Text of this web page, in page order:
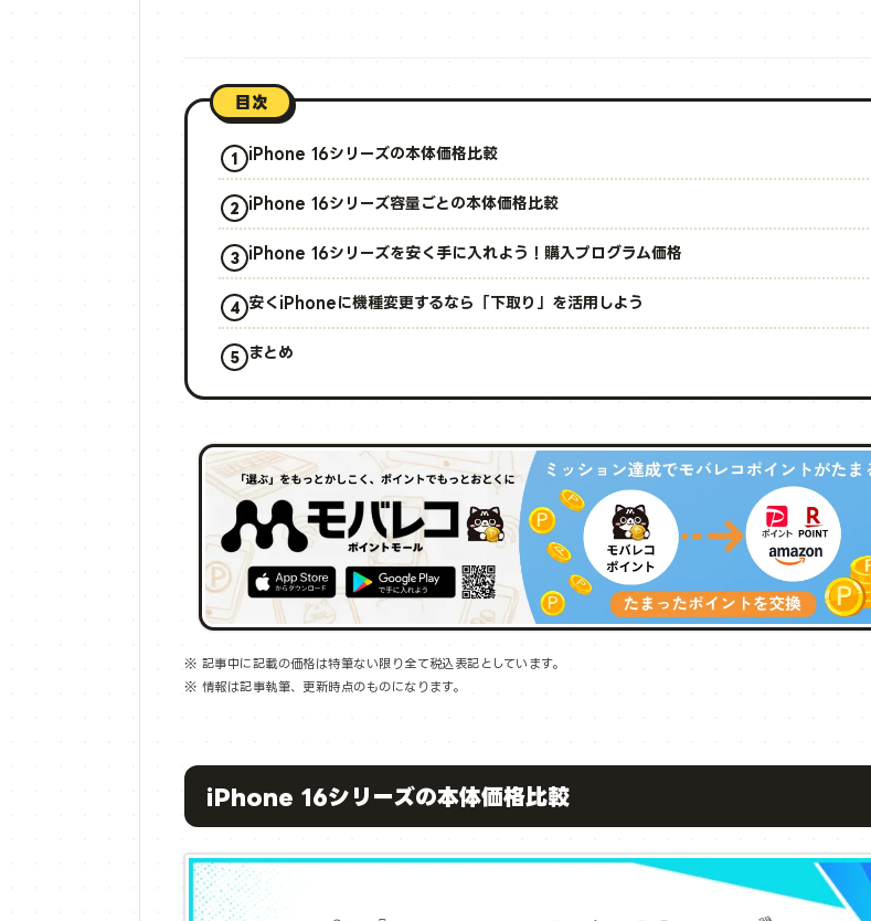
目次
iPhone 16シリーズの本体価格比較
iPhone 16シリーズ容量ごとの本体価格比較
iPhone 16シリーズを安く手に入れよう！購入プログラム価格
安くiPhoneに機種変更するなら「下取り」を活用しよう
まとめ
※ 記事中に記載の価格は特筆ない限り全て税込表記としています。
※ 情報は記事執筆、更新時点のものになります。
iPhone 16シリーズの本体価格比較